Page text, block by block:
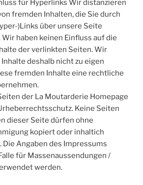
für Hyperlinks Wir distanzieren
fremden Inhalten, die Sie durch
)Links über unsere Seite
haben keinen Einfluss auf die
der verlinkten Seiten. Wir
deshalb nicht zu eigen
fremden Inhalte eine rechtliche
der La Moutarderie Homepage
Keine Seiten
dieser Seite dürfen ohne
kopiert oder inhaltich
Angaben des Impressums
für Massenaussendungen /
werden.